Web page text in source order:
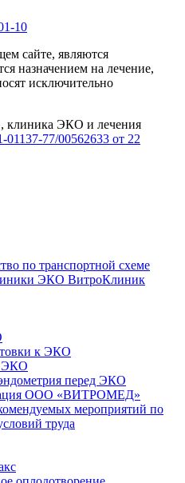
10
сайте, являются
назначением на лечение,
исключительно
клиника ЭКО и лечения
77/00562633 от 22
по транспортной схеме
ЭКО ВитроКлиник
к ЭКО
ЭКО
перед ЭКО
ООО «ВИТРОМЕД»
мероприятий по
труда